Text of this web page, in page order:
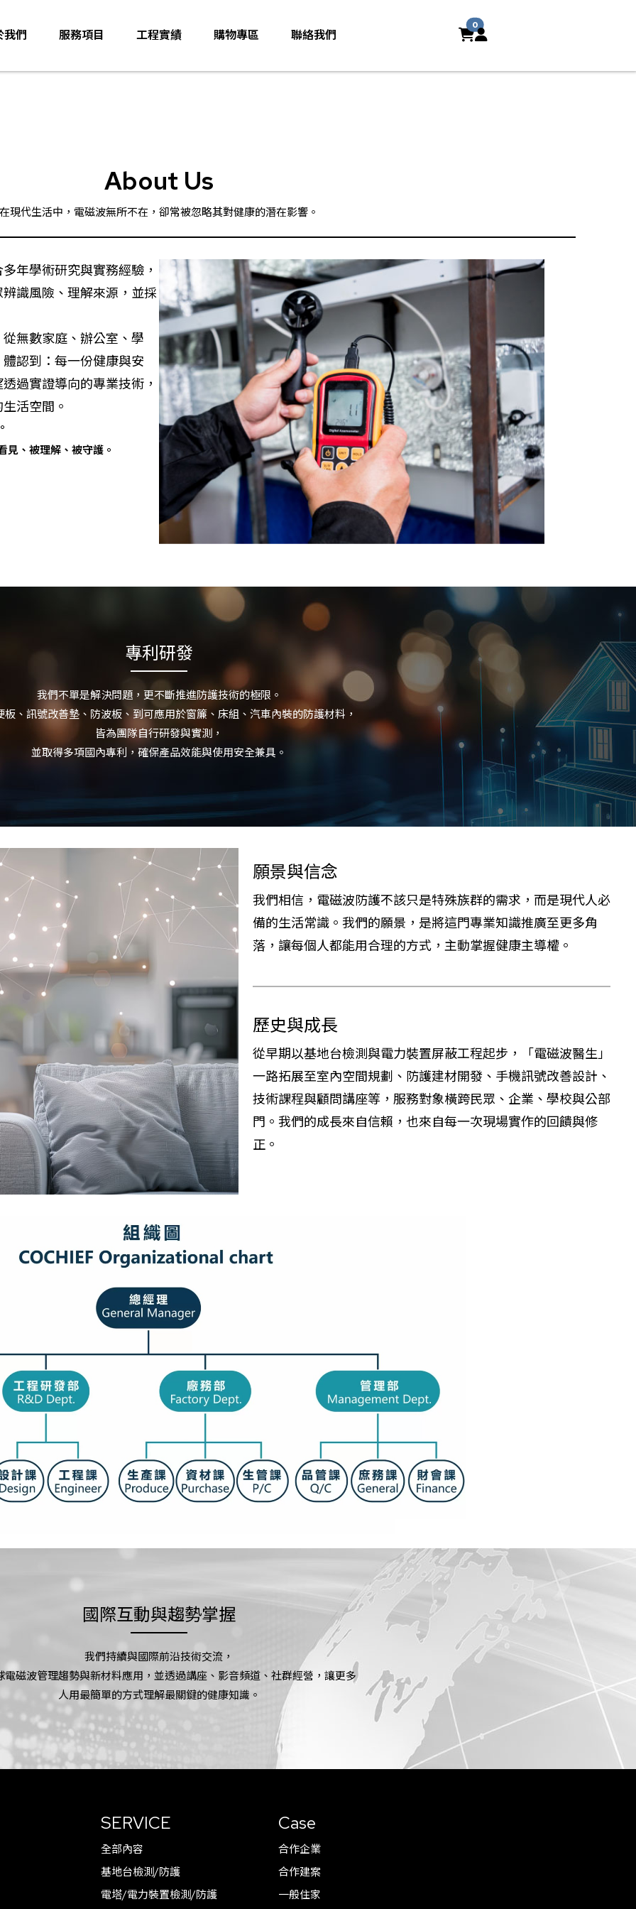
我們 服務項目 工程實績 購物專區 聯絡我們
0
About Us
在現代生活中，電磁波無所不在，卻常被忽略其對健康的潛在影響。
年學術研究與實務經驗，
識風險、理解來源，並採
無數家庭、辦公室、學
認到：每一份健康與安
過實證導向的專業技術，
活空間。
見、被理解、被守護。
專利研發
我們不單是解決問題，更不斷推進防護技術的極限。
板、訊號改善墊、防波板、到可應用於窗簾、床組、汽車內裝的防護材料，
皆為團隊自行研發與實測，
並取得多項國內專利，確保產品效能與使用安全兼具。
願景與信念
我們相信，電磁波防護不該只是特殊族群的需求，而是現代人必
備的生活常識。我們的願景，是將這門專業知識推廣至更多角
落，讓每個人都能用合理的方式，主動掌握健康主導權。
歷史與成長
從早期以基地台檢測與電力裝置屏蔽工程起步，「電磁波醫生」
一路拓展至室內空間規劃、防護建材開發、手機訊號改善設計、
技術課程與顧問講座等，服務對象橫跨民眾、企業、學校與公部
門。我們的成長來自信賴，也來自每一次現場實作的回饋與修
正。
國際互動與趨勢掌握
我們持續與國際前沿技術交流，
電磁波管理趨勢與新材料應用，並透過講座、影音頻道、社群經營，讓更多
人用最簡單的方式理解最關鍵的健康知識。
SERVICE
全部內容
基地台檢測/防護
電塔/電力裝置檢測/防護
Case
合作企業
合作建案
一般住家